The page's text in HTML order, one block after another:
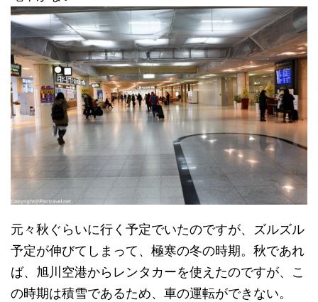
元々秋ぐらいに行く予定でいたのですが、ズルズル
予定が伸びてしまって、極寒の冬の時期。秋であれ
ば、旭川空港からレンタカーを使えたのですが、こ
の時期は積雪であるため、車の運転ができない。